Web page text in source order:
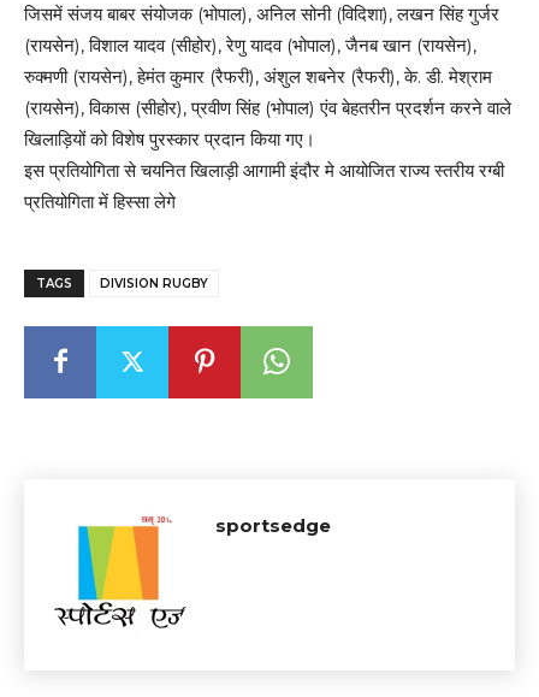
जिसमें संजय बाबर संयोजक (भोपाल), अनिल सोनी (विदिशा), लखन सिंह गुर्जर
(रायसेन), विशाल यादव (सीहोर), रेणु यादव (भोपाल), जैनब खान (रायसेन),
रुक्मणी (रायसेन), हेमंत कुमार (रैफरी), अंशुल शबनेर (रैफरी), के. डी. मेश्राम
(रायसेन), विकास (सीहोर), प्रवीण सिंह (भोपाल) एंव बेहतरीन प्रदर्शन करने वाले
खिलाड़ियों को विशेष पुरस्कार प्रदान किया गए।
इस प्रतियोगिता से चयनित खिलाड़ी आगामी इंदौर मे आयोजित राज्य स्तरीय रग्बी
प्रतियोगिता में हिस्सा लेगे
TAGS DIVISION RUGBY
sportsedge